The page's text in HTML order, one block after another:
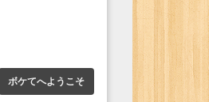
ボケてへようこそ